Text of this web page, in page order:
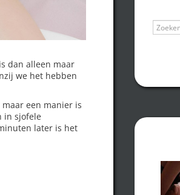
dan alleen maar
we het hebben
een manier is
in sjofele
later is het